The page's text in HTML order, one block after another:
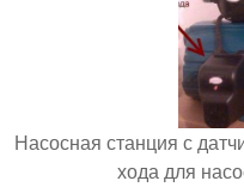
Насосная станция с
хода для